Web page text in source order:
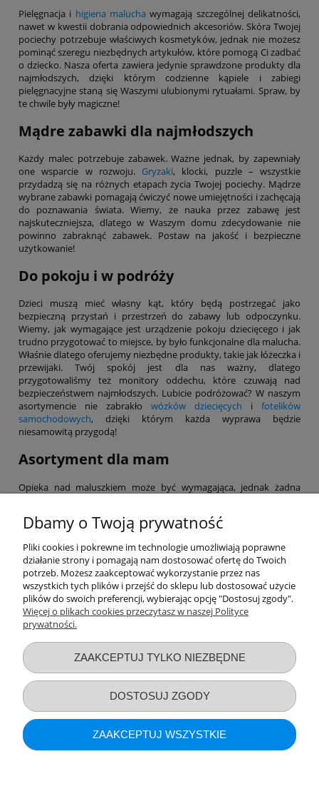
Pielęgnacja i higiena malucha wymagają szczególnej delikatności,
nawet w kwestii dobrania odpowiednich akcesoriów. Skóra Twojej
pociechy potrzebuje właściwych kosmetyków, jednak nie możesz
pominąć szeregu niezbędnych artykułów, które pomogą Ci zadbać
o dziecko. Nasza oferta zawiera jedynie sprawdzone produkty dla
najmłodszych, dzięki którym codzienne kąpiele i zabiegi
pielęgnacyjne staną się Waszymi ulubionymi rytuałami. Spraw, by
te chwile były magiczne!
Mądre zabawki dla najmłodszych
Każdy malec potrzebuje zabawek. Ważne jednak, by zapewniały
one wsparcie w rozwoju. Gryzaki, klocki, puzzle – wszystkie
przydadzą się na różnych etapach życia Twojej pociechy. Mądrze
wybrane zabawki pomagają ćwiczyć nowe umiejętności i zachęcają
do poznawania świata. Wiemy, że nauka przez zabawę jest
najskuteczniejsza, dlatego w Waszym domu zdecydowanie nie
powinno zabraknąć zabawek. Postaw na jakość i bezpieczne
użytkowanie!
Do pokoju i w podróży
Dzieci muszą mieć własny kąt, który będą postrzegać jako
bezpieczną przystań i przestrzeń do zabawy lub odpoczynku.
Wiemy, jak wymagające jest urządzenie pokoju dziecięcego i jak
trudno przygotować to miejsce, by było funkcjonalne dla malucha.
Właśnie dlatego oferujemy niezbędne produkty, takie jak łóżeczka i
przewijaki. Twój spokój jest dla nas ważny, dlatego
przygotowaliśmy też monitory oddechu, które czuwają nad
bezpieczeństwem najmłodszych. Lubicie podróżować? W naszym
asortymencie nie zabrakło wózków dziecięcych i fotelików
samochodowych, dzięki którym każda wyprawa będzie
niesamowitą przygodą!
Asortyment dla mam
Opieka nad maluszkiem może być wymagająca, jednak żadna
dzięki którym łatwiej przejdziesz ten etap, a także szereg
Laktatory, funkcjonalne chusty, a nawet witaminy – nie zapominaj
o sobie! Pamiętaj, by po ciężkim dniu zapewnić sobie nieco relaksu
– np. za sprawą bezpiecznych kosmetyków z naszej oferty.
Zapraszamy na zakupy!
Informacje o sklepie
Dbamy o Twoją prywatność
Pliki cookies i pokrewne im technologie umożliwiają poprawne
działanie strony i pomagają nam dostosować ofertę do Twoich
potrzeb. Możesz zaakceptować wykorzystanie przez nas
wszystkich tych plików i przejść do sklepu lub dostosować użycie
plików do swoich preferencji, wybierając opcję "Dostosuj zgody".
Więcej o plikach cookies przeczytasz w naszej Polityce
prywatności.
ZAAKCEPTUJ TYLKO NIEZBĘDNE
DOSTOSUJ ZGODY
ZAAKCEPTUJ WSZYSTKIE